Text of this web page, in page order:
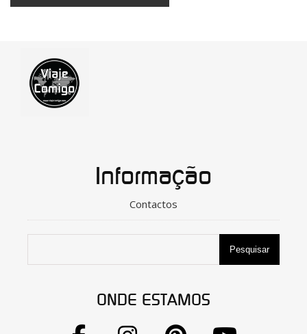
Informação
Contactos
Pesquisar
ONDE ESTAMOS